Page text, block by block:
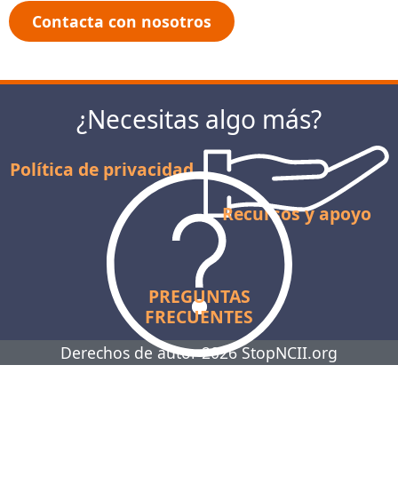
Contacta con nosotros
¿Necesitas algo más?
Política de privacidad
Recursos y apoyo
PREGUNTAS
FRECUENTES
Derechos de autor 2026 StopNCII.org